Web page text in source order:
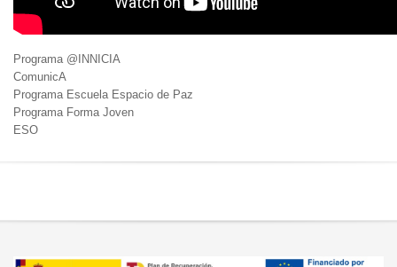
Programa @INNICIA
ComunicA
Programa Escuela Espacio de Paz
Programa Forma Joven
ESO